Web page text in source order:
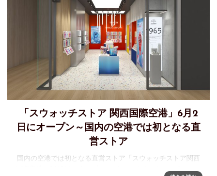
「スウォッチストア 関西国際空港」6月2
日にオープン～国内の空港では初となる直
営ストア
国内の空港では初となる直営ストア「スウォッチストア関西